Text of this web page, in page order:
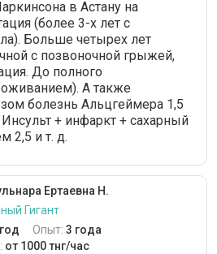
в Астану на
(более 3-х лет с
Больше четырех лет
с позвоночной грыжей,
До полного
А также
болезнь Альцгеймера 1,5
+ инфаркт + сахарный
2,5 и т. д.
Ертаевна Н.
Гигант
Опыт: 3 года
от 1000 тнг/час